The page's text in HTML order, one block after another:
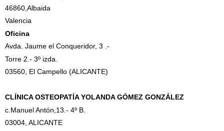
46860,Albaida
Valencia
Oficina
Avda. Jaume el Conqueridor, 3 .-
Torre 2.- 3º izda.
03560, El Campello (ALICANTE)
CLÍNICA OSTEOPATÍA YOLANDA GÓMEZ GONZÁLEZ
c.Manuel Antón,13.- 4º B.
03004, ALICANTE